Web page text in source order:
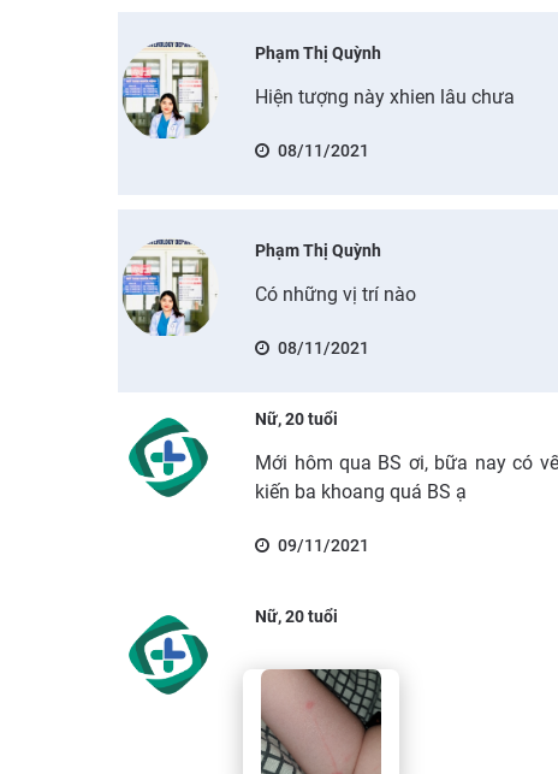
Phạm Thị Quỳnh
Hiện tượng này xhien lâu chưa
08/11/2021
Phạm Thị Quỳnh
Có những vị trí nào
08/11/2021
Nữ, 20 tuổi
Mới hôm qua BS ơi, bữa nay có
kiến ba khoang quá BS ạ
09/11/2021
Nữ, 20 tuổi